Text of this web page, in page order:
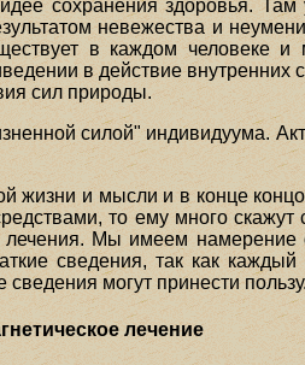
сохранения здоровья. Там
невежества и
в каждом человеке и
в действие
сил природы.
силой" индивидуума.
жизни и мысли и в конце
то ему много
Мы имеем намерение
сведения, так как каждый
могут принести
лечение